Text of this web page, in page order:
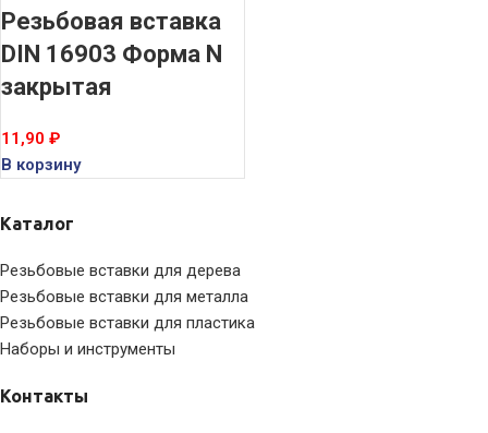
Резьбовая вставка
DIN 16903 Форма N
закрытая
11,90 ₽
В корзину
Каталог
Резьбовые вставки для дерева
Резьбовые вставки для металла
Резьбовые вставки для пластика
Наборы и инструменты
Контакты